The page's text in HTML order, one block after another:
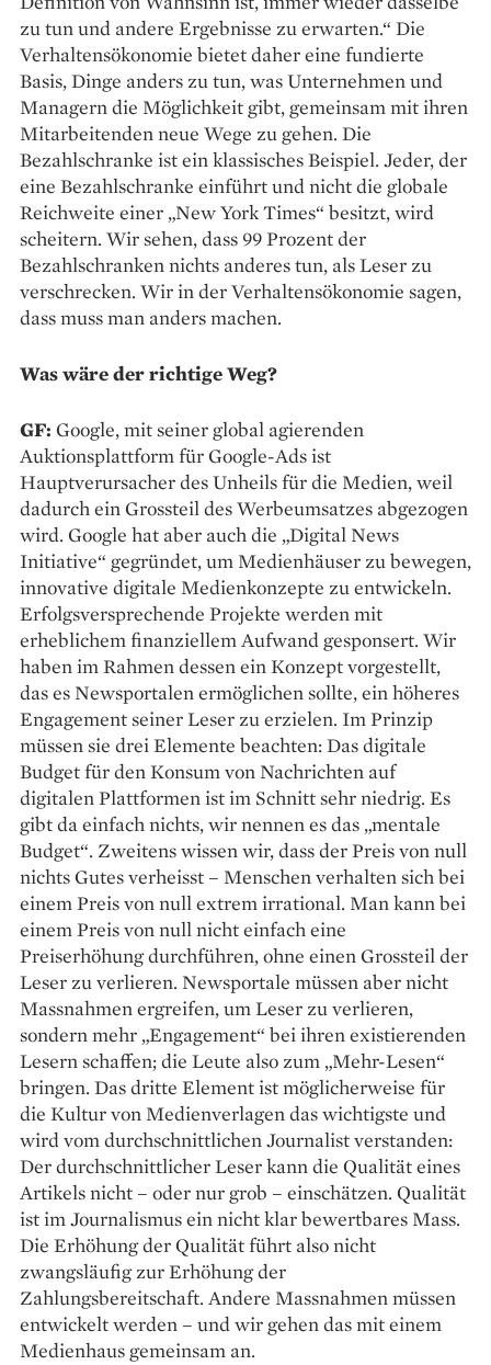
zu tun und andere Ergebnisse zu erwarten.“ Die
Verhaltensökonomie bietet daher eine fundierte
Basis, Dinge anders zu tun, was Unternehmen und
Managern die Möglichkeit gibt, gemeinsam mit ihren
Mitarbeitenden neue Wege zu gehen. Die
Bezahlschranke ist ein klassisches Beispiel. Jeder, der
eine Bezahlschranke einführt und nicht die globale
Reichweite einer „New York Times“ besitzt, wird
scheitern. Wir sehen, dass 99 Prozent der
Bezahlschranken nichts anderes tun, als Leser zu
verschrecken. Wir in der Verhaltensökonomie sagen,
dass muss man anders machen.
Was wäre der richtige Weg?
GF: Google, mit seiner global agierenden
Auktionsplattform für Google-Ads ist
Hauptverursacher des Unheils für die Medien, weil
dadurch ein Grossteil des Werbeumsatzes abgezogen
wird. Google hat aber auch die „Digital News
Initiative“ gegründet, um Medienhäuser zu bewegen,
innovative digitale Medienkonzepte zu entwickeln.
Erfolgsversprechende Projekte werden mit
erheblichem finanziellem Aufwand gesponsert. Wir
haben im Rahmen dessen ein Konzept vorgestellt,
das es Newsportalen ermöglichen sollte, ein höheres
Engagement seiner Leser zu erzielen. Im Prinzip
müssen sie drei Elemente beachten: Das digitale
Budget für den Konsum von Nachrichten auf
digitalen Plattformen ist im Schnitt sehr niedrig. Es
gibt da einfach nichts, wir nennen es das „mentale
Budget“. Zweitens wissen wir, dass der Preis von null
nichts Gutes verheisst – Menschen verhalten sich bei
einem Preis von null extrem irrational. Man kann bei
einem Preis von null nicht einfach eine
Preiserhöhung durchführen, ohne einen Grossteil der
Leser zu verlieren. Newsportale müssen aber nicht
Massnahmen ergreifen, um Leser zu verlieren,
sondern mehr „Engagement“ bei ihren existierenden
Lesern schaffen; die Leute also zum „Mehr-Lesen“
bringen. Das dritte Element ist möglicherweise für
die Kultur von Medienverlagen das wichtigste und
wird vom durchschnittlichen Journalist verstanden:
Der durchschnittlicher Leser kann die Qualität eines
Artikels nicht – oder nur grob – einschätzen. Qualität
ist im Journalismus ein nicht klar bewertbares Mass.
Die Erhöhung der Qualität führt also nicht
zwangsläufig zur Erhöhung der
Zahlungsbereitschaft. Andere Massnahmen müssen
entwickelt werden – und wir gehen das mit einem
Medienhaus gemeinsam an.